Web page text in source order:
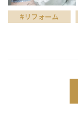
#リフォーム